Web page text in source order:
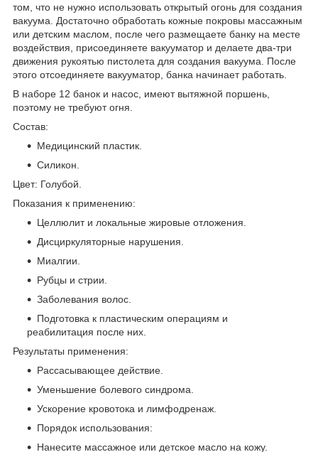
том, что не нужно использовать открытый огонь для создания
вакуума. Достаточно обработать кожные покровы массажным
или детским маслом, после чего размещаете банку на месте
воздействия, присоединяете вакууматор и делаете два-три
движения рукоятью пистолета для создания вакуума. После
этого отсоединяете вакууматор, банка начинает работать.
В наборе 12 банок и насос, имеют вытяжной поршень,
поэтому не требуют огня.
Состав:
Медицинский пластик.
Силикон.
Цвет: Голубой.
Показания к применению:
Целлюлит и локальные жировые отложения.
Дисциркуляторные нарушения.
Миалгии.
Рубцы и стрии.
Заболевания волос.
Подготовка к пластическим операциям и
реабилитация после них.
Результаты применения:
Рассасывающее действие.
Уменьшение болевого синдрома.
Ускорение кровотока и лимфодренаж.
Порядок использования:
Нанесите массажное или детское масло на кожу.